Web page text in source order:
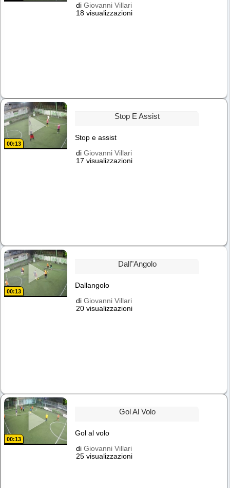
di Giovanni Villari
18 visualizzazioni
00:13
Stop E Assist
Stop e assist
di Giovanni Villari
17 visualizzazioni
00:13
Dall"angolo
Dallangolo
di Giovanni Villari
20 visualizzazioni
00:13
Gol Al Volo
Gol al volo
di Giovanni Villari
25 visualizzazioni